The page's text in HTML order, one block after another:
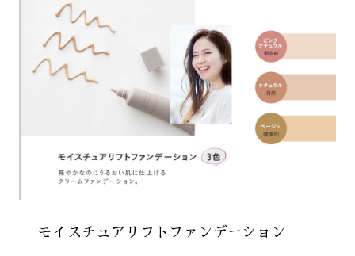
モイスチュアリフトファンデーション